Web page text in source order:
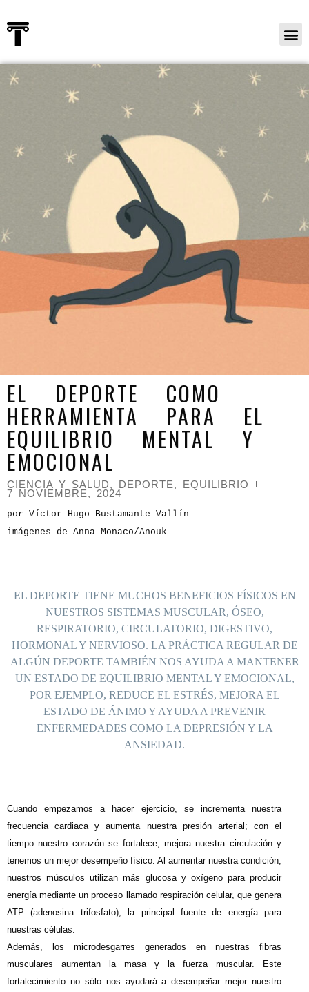
EL DEPORTE COMO
HERRAMIENTA PARA EL
EQUILIBRIO MENTAL Y
EMOCIONAL
CIENCIA Y SALUD, DEPORTE, EQUILIBRIO
7 NOVIEMBRE, 2024
por Víctor Hugo Bustamante Vallín
imágenes de Anna Monaco/Anouk
EL DEPORTE TIENE MUCHOS BENEFICIOS FÍSICOS EN
NUESTROS SISTEMAS MUSCULAR, ÓSEO,
RESPIRATORIO, CIRCULATORIO, DIGESTIVO,
HORMONAL Y NERVIOSO. LA PRÁCTICA REGULAR DE
ALGÚN DEPORTE TAMBIÉN NOS AYUDA A MANTENER
UN ESTADO DE EQUILIBRIO MENTAL Y EMOCIONAL,
POR EJEMPLO, REDUCE EL ESTRÉS, MEJORA EL
ESTADO DE ÁNIMO Y AYUDA A PREVENIR
ENFERMEDADES COMO LA DEPRESIÓN Y LA
ANSIEDAD.
Cuando empezamos a hacer ejercicio, se incrementa nuestra
frecuencia cardiaca y aumenta nuestra presión arterial; con el
tiempo nuestro corazón se fortalece, mejora nuestra circulación y
tenemos un mejor desempeño físico. Al aumentar nuestra condición,
nuestros músculos utilizan más glucosa y oxígeno para producir
energía mediante un proceso llamado respiración celular, que genera
ATP (adenosina trifosfato), la principal fuente de energía para
nuestras células.
Además, los microdesgarres generados en nuestras fibras
musculares aumentan la masa y la fuerza muscular. Este
fortalecimiento no sólo nos ayudará a desempeñar mejor nuestro